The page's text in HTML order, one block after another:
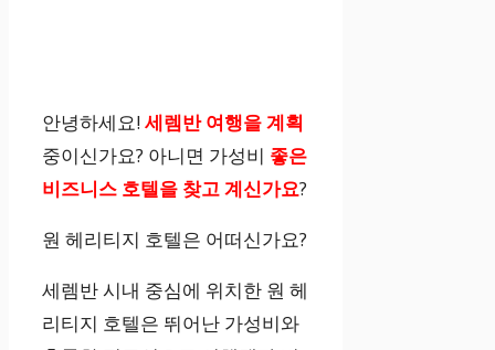
안녕하세요!세렘반 여행을 계획
중이신가요? 아니면 가성비 좋은
비즈니스 호텔을 찾고 계신가요?
원 헤리티지 호텔은 어떠신가요?
세렘반 시내 중심에 위치한 원 헤
리티지 호텔은 뛰어난 가성비와